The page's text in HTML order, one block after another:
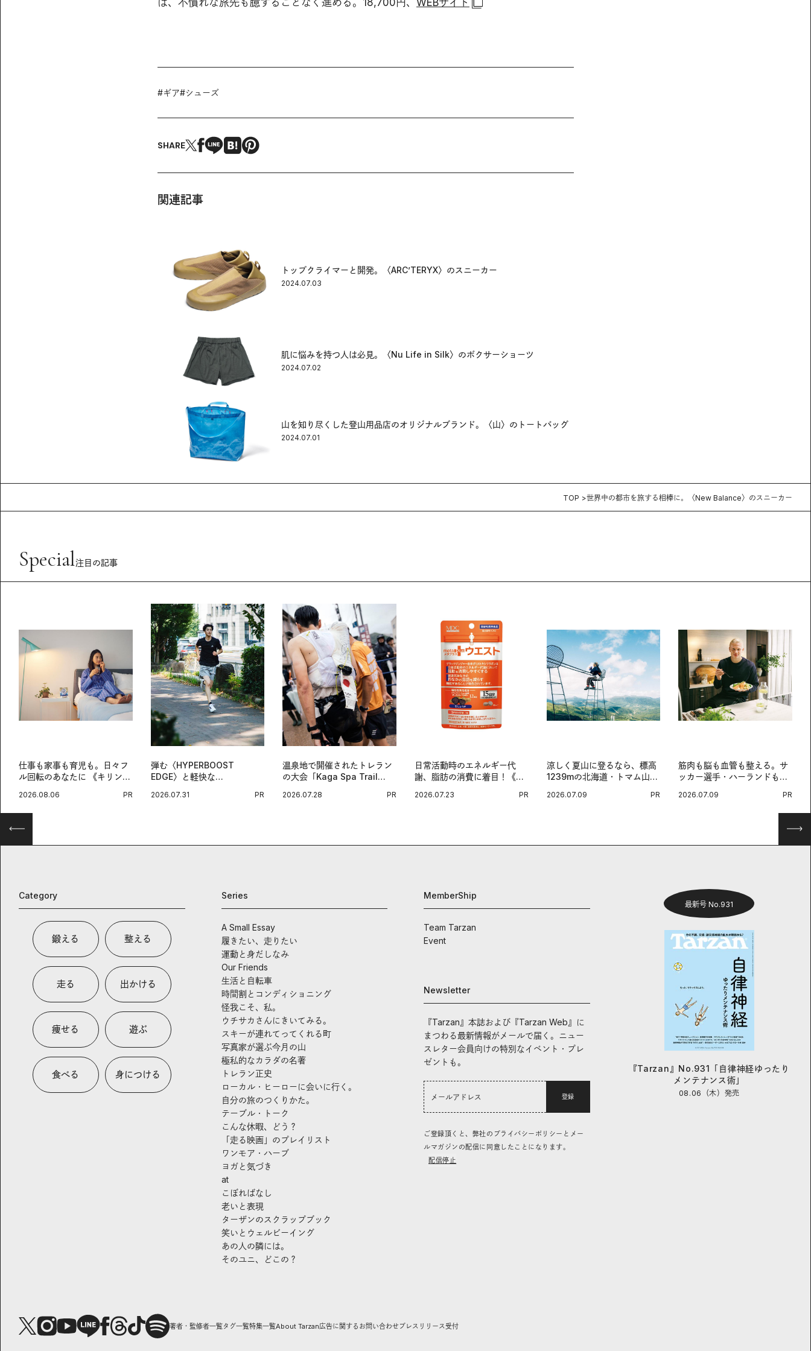
#ギア#シューズ
SHARE
関連記事
トップクライマーと開発。〈ARC’TERYX〉のスニーカー
2024.07.03
肌に悩みを持つ人は必見。〈Nu Life in Silk〉のボクサーショーツ
2024.07.02
山を知り尽くした登山用品店のオリジナルブランド。〈山〉のトートバッグ
2024.07.01
TOP 世界中の都市を旅する相棒に。〈New Balance〉のスニーカー
Special注目の記事
仕事も家事も育児も。日々フ
ル回転のあなたに 《キリン
慣。
2026.08.06 PR
弾む〈HYPERBOOST
EDGE〉と軽快な
に寄り添うアディダスが打ち
2026.07.31 PR
温泉地で開催されたトレラン
の大会「Kaga Spa Trail
UTMB」。本戦を夢見るラン
2026.07.28 PR
日常活動時のエネルギー代
謝、脂肪の消費に着目！《メ
体メンテ習慣。
2026.07.23 PR
涼しく夏山に登るなら、標高
1239mの北海道・トマム山で
2026.07.09 PR
筋肉も脳も血管も整える。サ
ッカー選手・ハーランドも注
＆サバの“最強アスリート
2026.07.09 PR
Category
鍛える 整える
走る 出かける
痩せる 遊ぶ
食べる 身につける
Series
A Small Essay
履きたい、走りたい
運動と身だしなみ
Our Friends
生活と自転車
時間割とコンディショニング
怪我こそ、私。
ウチサカさんにきいてみる。
スキーが連れてってくれる町
写真家が選ぶ今月の山
極私的なカラダの名著
トレラン正史
ローカル・ヒーローに会いに行く。
自分の旅のつくりかた。
テーブル・トーク
こんな休暇、どう？
「走る映画」のプレイリスト
ワンモア・ハーブ
ヨガと気づき
at
こぼればなし
老いと表現
ターザンのスクラップブック
笑いとウェルビーイング
あの人の隣には。
そのユニ、どこの？
MemberShip
Team Tarzan
Event
Newsletter
『Tarzan』本誌および『Tarzan Web』に
まつわる最新情報がメールで届く。ニュー
スレター会員向けの特別なイベント・プレ
ゼントも。
登録
ご登録頂くと、弊社のプライバシーポリシーとメー
ルマガジンの配信に同意したことになります。
配信停止
最新号 No.931
『Tarzan』No.931「自律神経ゆったり
メンテナンス術」
08.06（木） 発売
著者・監修者一覧タグ一覧特集一覧About Tarzan広告に関するお問い合わせ プレスリリース受付